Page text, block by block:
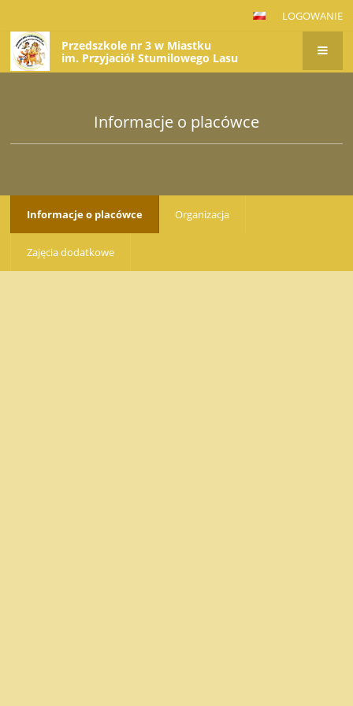
LOGOWANIE
Przedszkole nr 3 w Miastku
im. Przyjaciół Stumilowego Lasu
Informacje o placówce
Informacje o placówce Organizacja
Zajęcia dodatkowe